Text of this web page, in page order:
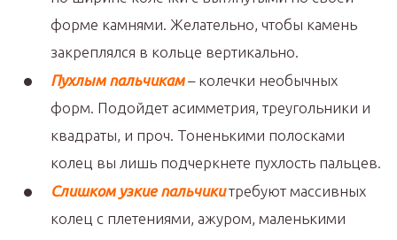
форме камнями. Желательно, чтобы камень
закреплялся в кольце вертикально.
Пухлым пальчикам – колечки необычных
форм. Подойдет асимметрия, треугольники и
квадраты, и проч. Тоненькими полосками
колец вы лишь подчеркнете пухлость пальцев.
Слишком узкие пальчикитребуют массивных
колец с плетениями, ажуром, маленькими